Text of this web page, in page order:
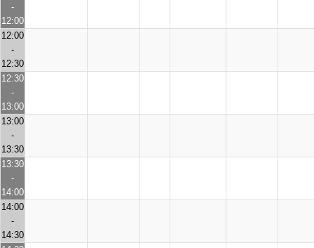
-
12:00
12:00
-
12:30
12:30
-
13:00
13:00
-
13:30
13:30
-
14:00
14:00
-
14:30